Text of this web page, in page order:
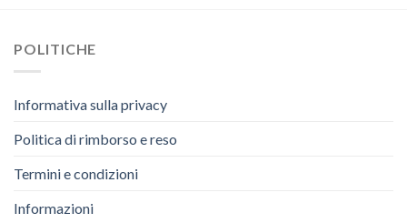
POLITICHE
Informativa sulla privacy
Politica di rimborso e reso
Termini e condizioni
Informazioni